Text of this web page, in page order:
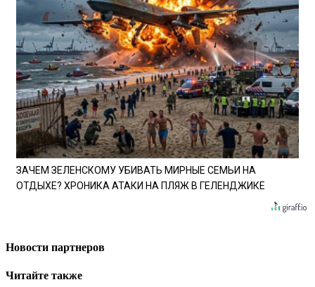
ЗАЧЕМ ЗЕЛЕНСКОМУ УБИВАТЬ МИРНЫЕ СЕМЬИ НА
ОТДЫХЕ? ХРОНИКА АТАКИ НА ПЛЯЖ В ГЕЛЕНДЖИКЕ
Новости партнеров
Читайте также